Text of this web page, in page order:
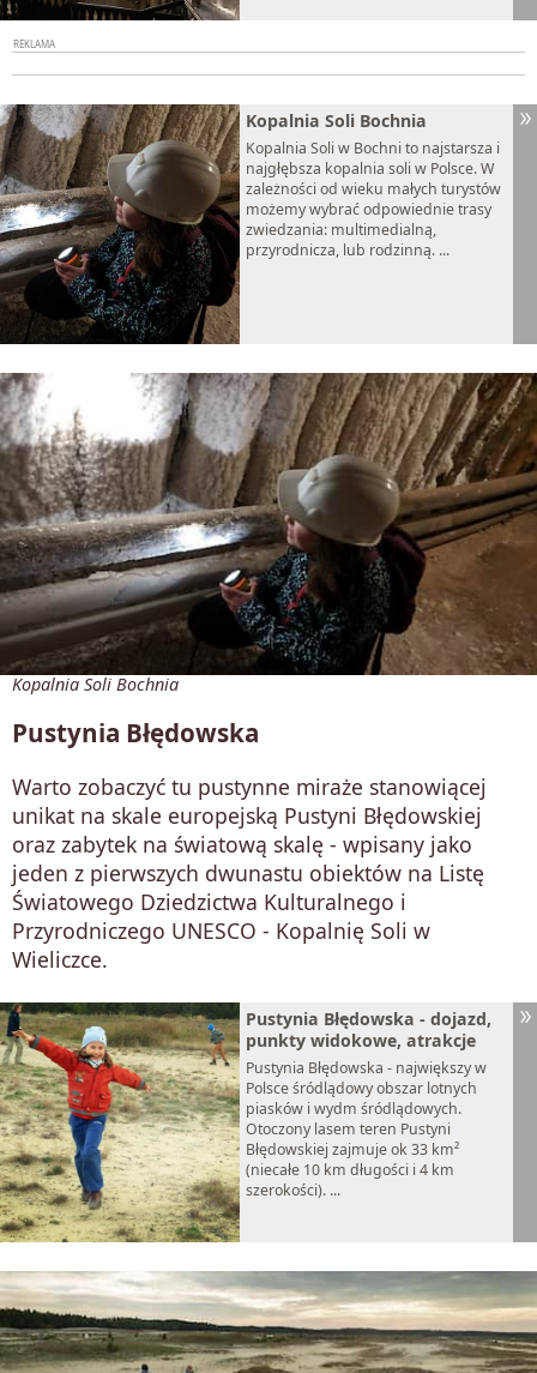
Kopalnia Soli Bochnia
Kopalnia Soli w Bochni to najstarsza i
najgłębsza kopalnia soli w Polsce. W
zależności od wieku małych turystów
możemy wybrać odpowiednie trasy
zwiedzania: multimedialną,
przyrodnicza, lub rodzinną. ...
Kopalnia Soli Bochnia
Pustynia Błędowska
Warto zobaczyć tu pustynne miraże stanowiącej
unikat na skale europejską Pustyni Błędowskiej
oraz zabytek na światową skalę - wpisany jako
jeden z pierwszych dwunastu obiektów na Listę
Światowego Dziedzictwa Kulturalnego i
Przyrodniczego UNESCO - Kopalnię Soli w
Wieliczce.
Pustynia Błędowska - dojazd,
punkty widokowe, atrakcje
Pustynia Błędowska - największy w
Polsce śródlądowy obszar lotnych
piasków i wydm śródlądowych.
Otoczony lasem teren Pustyni
Błędowskiej zajmuje ok 33 km²
(niecałe 10 km długości i 4 km
szerokości). ...